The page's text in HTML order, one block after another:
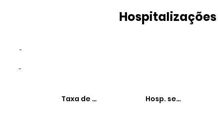
Taxa de hospitalizaçõesHosp. sensíveis à
-
-
Hospitalizações